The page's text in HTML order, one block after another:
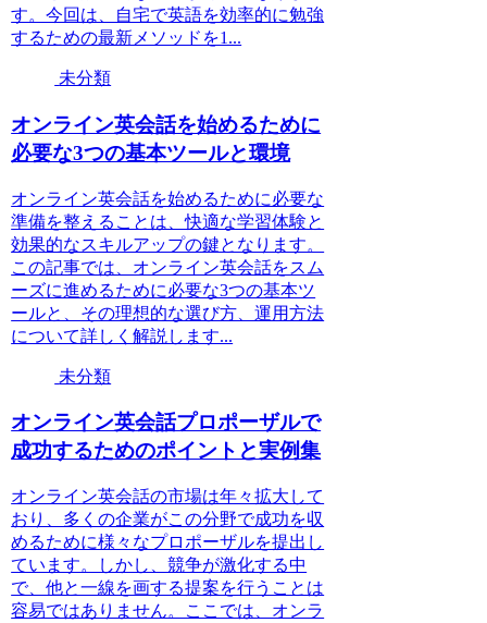
す。今回は、自宅で英語を効率的に勉強
するための最新メソッドを1...
未分類
オンライン英会話を始めるために
必要な3つの基本ツールと環境
オンライン英会話を始めるために必要な
準備を整えることは、快適な学習体験と
効果的なスキルアップの鍵となります。
この記事では、オンライン英会話をスム
ーズに進めるために必要な3つの基本ツ
ールと、その理想的な選び方、運用方法
について詳しく解説します...
未分類
オンライン英会話プロポーザルで
成功するためのポイントと実例集
オンライン英会話の市場は年々拡大して
おり、多くの企業がこの分野で成功を収
めるために様々なプロポーザルを提出し
ています。しかし、競争が激化する中
で、他と一線を画する提案を行うことは
容易ではありません。ここでは、オンラ